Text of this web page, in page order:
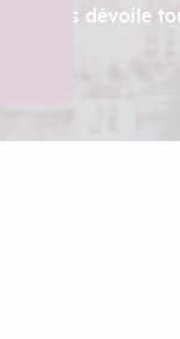
vous dévoile